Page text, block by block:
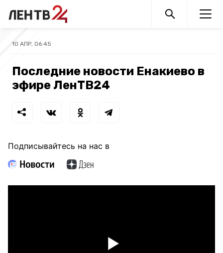
10 АПР, 06:45
Последние новости Енакиево в
эфире ЛенТВ24
Подписывайтесь на нас в